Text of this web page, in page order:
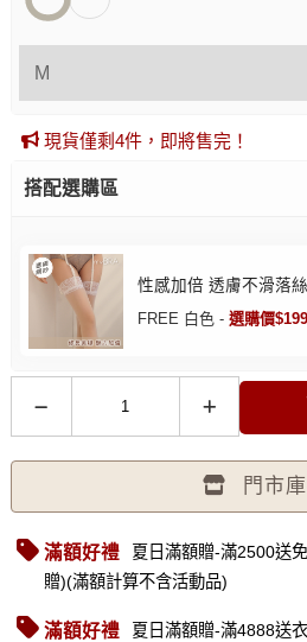
現貨僅剩4件，即將售完！
搭配選購區
性感加倍 透膚不滑落
FREE 白色 - 選購價
門市
滿額好禮
夏日滿額贈-滿2500送
贈)(滿額計算不含活動品)
滿額好禮
夏日滿額贈-滿4888送